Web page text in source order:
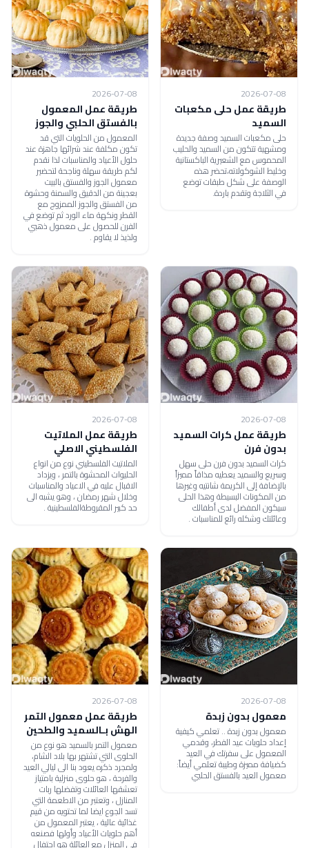
2026-07-08
طريقة عمل حلى مكعبات
السميد
حلى مكعبات السميد وصفة جديدة
ومشهية تتكون من السميد والحليب
المحموس مع الشعيرية الباكستانية
وخليط الشوكولاته،تحضر هذه
الوصفة على شكل طبقات توضع
في الثلاجة وتقدم باردة.
2026-07-08
طريقة عمل المعمول
بالفستق الحلبي والجوز
المعمول من الحلويات التي قد
تكون مكلفة عند شرائها جاهزة عند
حلول الأعياد والمناسبات لذا نقدم
لكم طريقة سهلة وناجحة لتحضير
معمول الجوز والفستق بالبيت
بعجينة من الدقيق والسمنة وحشوة
من الفستق والجوز الممزوج مع
القطر ونكهة ماء الورد ثم توضع في
الفرن للحصول على معمول ذهبي
ولذيذ لا يقاوم .
2026-07-08
طريقة عمل كرات السميد
بدون فرن
كرات السميد بدون فرن حلى سهل
وسريع والسميد يعطيه مذاقاً مميزاً
بالإضافة إلى الكريمة شانتيه وغيرها
من المكونات البسيطة وهذا الحلى
سيكون المفضل لدى أطفالك
وعائلتك وشكله رائع للمناسبات .
2026-07-08
طريقة عمل الملاتيت
الفلسطيني الاصلي
الملاتيت الفلسطيني نوع من انواع
الحليوات المحشوة بالتمر ، ويزداد
الاقبال عليه في الاعياد والمناسبات
وخلال شهر رمضان ، وهو يشبه الى
حد كبير المقروطةالفلسطينية .
2026-07-08
معمول بدون زبدة
معمول بدون زبدة .. تعلمي كيفية
إعداد حلويات عيد الفطر، وقدمي
المعمول على سفرتك في العيد
كضيافة مميزة وطيبة تعلمي أيضاً:
معمول العيد بالفستق الحلبي
2026-07-08
طريقة عمل معمول التمر
الهش بـالسميد والطحين
معمول التمر بالسميد هو نوع من
الحلوى التي تشتهر بها بلاد الشام،
ولمجرد ذكره يعود بنا الى ليالي العيد
والفرحة ، هو حلوى منزلية بامتياز
تعشقها العائلات وتفضلها ربات
المنازل ، وتعتبر من الاطعمة التي
تسد الجوع ايضا لما تحتويه من قيم
غذائية عالية ، يعتبر المعمول من
أهم حلويات الأعياد وأولها فصنعه
في المنزل مع العائلة هو احتفال